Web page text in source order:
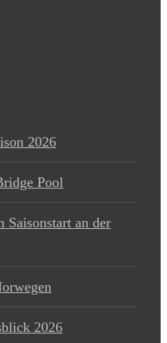
2026
Pool
Saisonstart an der
2026